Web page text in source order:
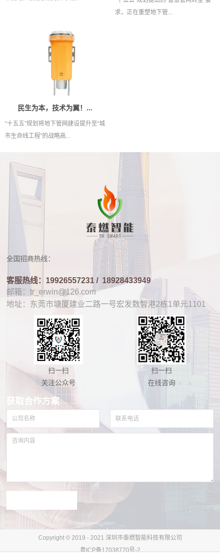
求，正在重塑地下管...
民生为本，技术为翼！...
“十五五”规划将地下管网建设提升至“城
市生命线工程”的战略高...
全国招商热线：
客服热线：19926557231 / 18928433949
邮箱：tr_erwin@126.com
地址：东莞市塘厦建业二路一号宏发数智港2栋1单元1101
扫一扫
关注公众号
扫一扫
在线咨询
获取合作方案
Copyright © 2019 - 2021 深圳市泰燃智能科技有限公司
粤ICP备17038770号-2